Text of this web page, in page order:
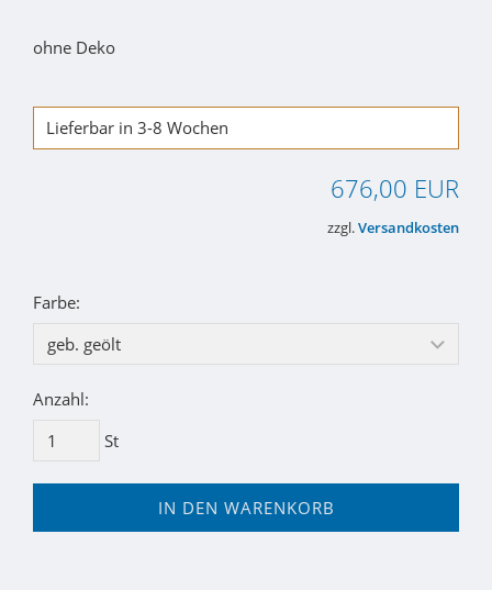
ohne Deko
Lieferbar in 3-8 Wochen
676,00 EUR
zzgl.Versandkosten
Farbe:
Anzahl:
St
IN DEN WARENKORB